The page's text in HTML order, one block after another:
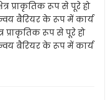
प्राकृतिक रूप से पूरे हो
बैरियर के रूप में कार्य
प्राकृतिक रूप से पूरे हो
बैरियर के रूप में कार्य